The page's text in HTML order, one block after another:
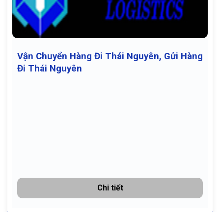
Vận Chuyển Hàng Đi Thái Nguyên, Gửi Hàng
Đi Thái Nguyên
Chi tiết